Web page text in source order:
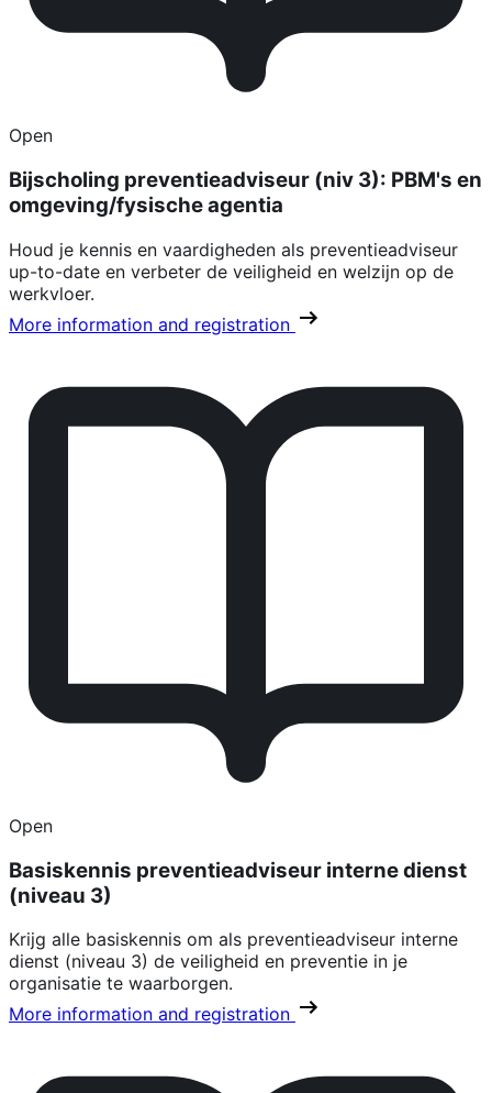
Open
Bijscholing preventieadviseur (niv 3): PBM's en
omgeving/fysische agentia
Houd je kennis en vaardigheden als preventieadviseur
up-to-date en verbeter de veiligheid en welzijn op de
werkvloer.
More information and registration
Open
Basiskennis preventieadviseur interne dienst
(niveau 3)
Krijg alle basiskennis om als preventieadviseur interne
dienst (niveau 3) de veiligheid en preventie in je
organisatie te waarborgen.
More information and registration